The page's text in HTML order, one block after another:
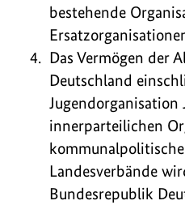
bestehende
Das Vermögen der
Deutschland
Jugendorganisation
innerparteilichen
Landesverbände
Bundesrepublik